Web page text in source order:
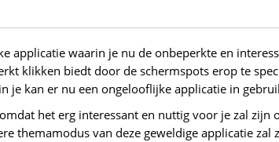
applicatie waarin je nu de onbeperkte en
klikken biedt door de schermspots erop te
je kan er nu een ongelooflijke applicatie in
het erg interessant en nuttig voor je zal zijn
themamodus van deze geweldige applicatie zal